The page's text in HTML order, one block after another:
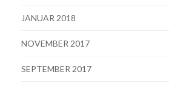
JANUAR 2018
NOVEMBER 2017
SEPTEMBER 2017